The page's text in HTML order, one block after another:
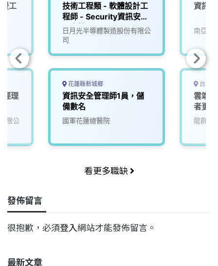
工
經理
限公
技術工程類 - 軟體設計工
程師 - Security資訊安全
【高雄】
日月光半導體製造股份有限公
司
花蓮縣新城鄉
資訊安全管理師1員，儲
備數名
國軍花蓮總醫院
資訊
南亞科
台北
雲端
者更
龍群科
看更多職缺
發佈留言
很抱歉，必須登入網站才能發佈留言。
最新文章